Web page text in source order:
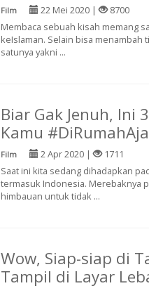
Film 22 Mei 2020 |
8700
Membaca sebuah kisah memang
keIslaman. Selain bisa menambah
satunya yakni ...
Biar Gak Jenuh, Ini
Kamu #DiRumahAja
Film 2 Apr 2020 |
1711
Saat ini kita sedang dihadapkan
termasuk Indonesia. Merebaknya
himbauan untuk tidak ...
Wow, Siap-siap di
Tampil di Layar